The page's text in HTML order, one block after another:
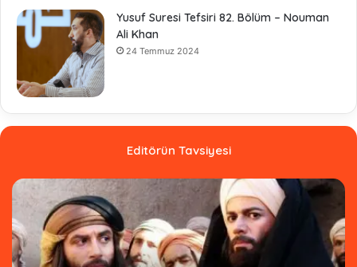
Yusuf Suresi Tefsiri 82. Bölüm – Nouman
Ali Khan
24 Temmuz 2024
Editörün Tavsiyesi